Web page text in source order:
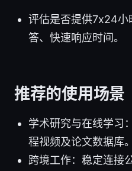
评估是否提供7x24小
答、快速响应时间。
推荐的使用场景
学术研究与在线学习
程视频及论文数据库。
跨境工作：稳定连接